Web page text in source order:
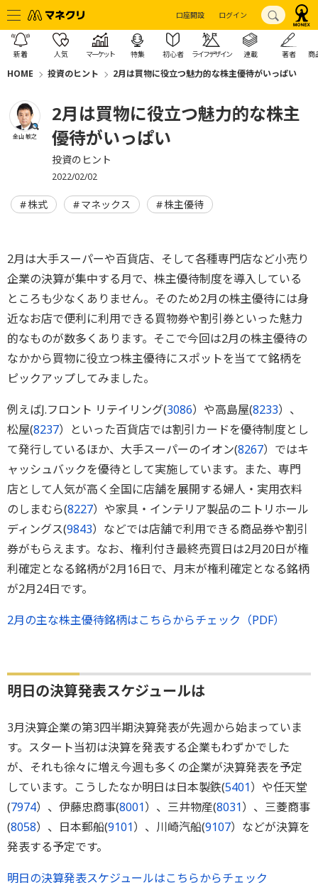
口座開設 ログイン
新着 人気 マーケット 特集 初心者 ライフデザイン 連載 著者 商
HOME 投資のヒント 2月は買物に役立つ魅力的な株主優待がいっぱい
金山 敏之
2月は買物に役立つ魅力的な株主
優待がいっぱい
投資のヒント
2022/02/02
株式 マネックス 株主優待
2月は大手スーパーや百貨店、そして各種専門店など小売り
企業の決算が集中する月で、株主優待制度を導入している
ところも少なくありません。そのため2月の株主優待には身
近なお店で便利に利用できる買物券や割引券といった魅力
的なものが数多くあります。そこで今回は2月の株主優待の
なかから買物に役立つ株主優待にスポットを当てて銘柄を
ピックアップしてみました。
例えばJ.フロント リテイリング(3086）や高島屋(8233）、
松屋(8237）といった百貨店では割引カードを優待制度とし
て発行しているほか、大手スーパーのイオン(8267）ではキ
ャッシュバックを優待として実施しています。また、専門
店として人気が高く全国に店舗を展開する婦人・実用衣料
のしまむら(8227）や家具・インテリア製品のニトリホール
ディングス(9843）などでは店舗で利用できる商品券や割引
券がもらえます。なお、権利付き最終売買日は2月20日が権
利確定となる銘柄が2月16日で、月末が権利確定となる銘柄
が2月24日です。
2月の主な株主優待銘柄はこちらからチェック（PDF）
明日の決算発表スケジュールは
3月決算企業の第3四半期決算発表が先週から始まっていま
す。スタート当初は決算を発表する企業もわずかでした
が、それも徐々に増え今週も多くの企業が決算発表を予定
しています。こうしたなか明日は日本製鉄(5401）や任天堂
(7974）、伊藤忠商事(8001）、三井物産(8031）、三菱商事
(8058）、日本郵船(9101）、川崎汽船(9107）などが決算を
発表する予定です。
明日の決算発表スケジュールはこちらからチェック